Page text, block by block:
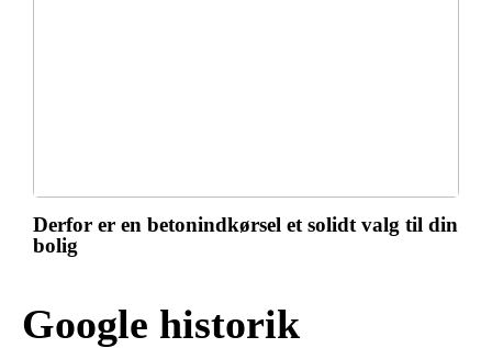
Derfor er en betonindkørsel et solidt valg til din
bolig
Google historik